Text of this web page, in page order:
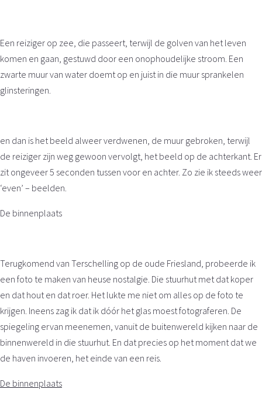
Een reiziger op zee, die passeert, terwijl de golven van het leven
komen en gaan, gestuwd door een onophoudelijke stroom. Een
zwarte muur van water doemt op en juist in die muur sprankelen
glinsteringen.
en dan is het beeld alweer verdwenen, de muur gebroken, terwijl
de reiziger zijn weg gewoon vervolgt, het beeld op de achterkant. Er
zit ongeveer 5 seconden tussen voor en achter. Zo zie ik steeds weer
‘even’ – beelden.
De binnenplaats
Terugkomend van Terschelling op de oude Friesland, probeerde ik
een foto te maken van heuse nostalgie. Die stuurhut met dat koper
en dat hout en dat roer. Het lukte me niet om alles op de foto te
krijgen. Ineens zag ik dat ik dóór het glas moest fotograferen. De
spiegeling ervan meenemen, vanuit de buitenwereld kijken naar de
binnenwereld in die stuurhut. En dat precies op het moment dat we
de haven invoeren, het einde van een reis.
De binnenplaats